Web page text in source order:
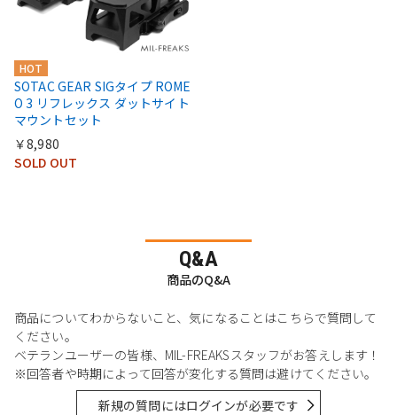
HOT
SOTAC GEAR SIGタイプ ROME
O 3 リフレックス ダットサイト
マウントセット
￥8,980
SOLD OUT
Q&A
商品のQ&A
商品についてわからないこと、気になることはこちらで質問して
ください。
ベテランユーザーの皆様、MIL-FREAKSスタッフがお答えします！
※回答者や時期によって回答が変化する質問は避けてください。
新規の質問にはログインが必要です